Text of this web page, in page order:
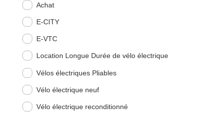
Achat
E-CITY
E-VTC
Location Longue Durée de vélo électrique
Vélos électriques Pliables
Vélo électrique neuf
Vélo électrique reconditionné